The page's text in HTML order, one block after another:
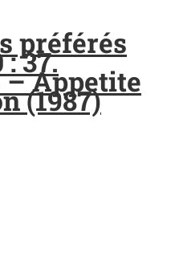
préférés
37.
– Appetite
(1987)